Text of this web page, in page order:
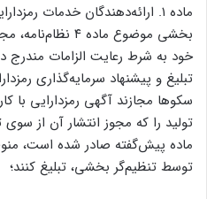
ماده ۱. ارائه‌دهندگان خدمات
بخشی موضوع ماده
خود به شرط رعایت الزامات مندرج
تبلیغ و پیشنهاد سرمایه‌گذاری
سکوها مجازند آگهی رمزدارایی با
تولید را که مجوز انتشار آن از
ماده پیش‌گفته صادر شده است،
توسط تنظیم‌گر بخشی، تبلیغ کنند؛